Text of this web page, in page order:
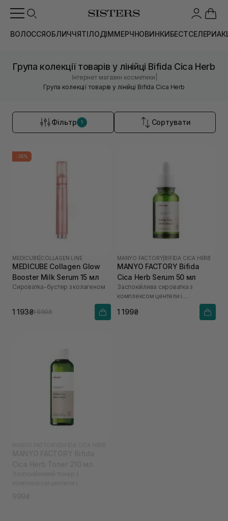
ВОЛОССЯОБЛИЧЧЯТІЛОДІММЕРЧНОВИНКИБЕСТСЕЛЕРИ
Група колекції товарів у лінійці Bifida Cica Herb
Інтернет магазин косметики
Група колекції товарів у лінійці Bifida Cica Herb
Фільтр 1 Сортувати
-25%
MEDICUBE COLLAGEN LINE
MEDICUBE Collagen Glow
Booster Milk Serum 15 мл
Сироватка-бустер з колагеном
1 193₴1 590₴
MANYO FACTORY BIFIDA CICA HERB
MANYO FACTORY Bifida
Cica Herb Serum 50 мл
Заспокійлива сироватка з
комплексом центели і
1 199₴